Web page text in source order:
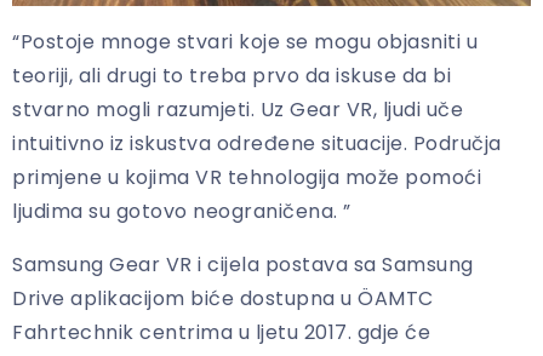
“Postoje mnoge stvari koje se mogu objasniti u
teoriji, ali drugi to treba prvo da iskuse da bi
stvarno mogli razumjeti. Uz Gear VR, ljudi uče
intuitivno iz iskustva određene situacije. Područja
primjene u kojima VR tehnologija može pomoći
ljudima su gotovo neograničena. ”
Samsung Gear VR i cijela postava sa Samsung
Drive aplikacijom biće dostupna u ÖAMTC
Fahrtechnik centrima u ljetu 2017. gdje će